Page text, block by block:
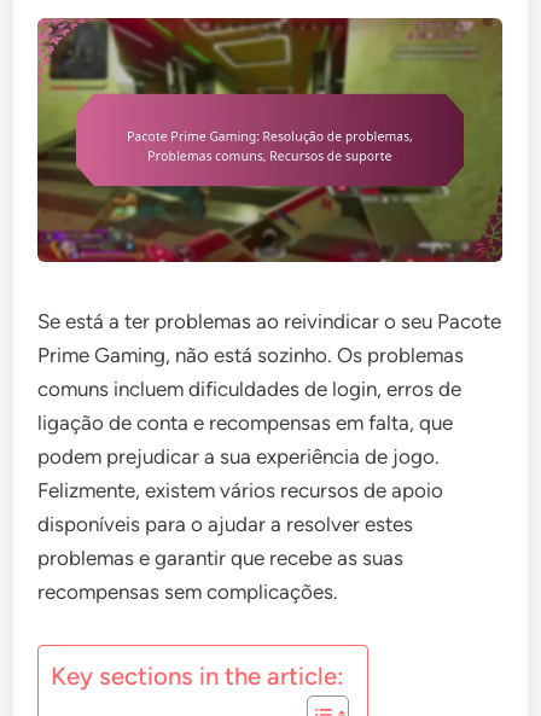
Se está a ter problemas ao reivindicar o seu Pacote
Prime Gaming, não está sozinho. Os problemas
comuns incluem dificuldades de login, erros de
ligação de conta e recompensas em falta, que
podem prejudicar a sua experiência de jogo.
Felizmente, existem vários recursos de apoio
disponíveis para o ajudar a resolver estes
problemas e garantir que recebe as suas
recompensas sem complicações.
Key sections in the article: